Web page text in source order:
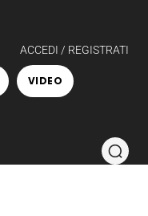
ACCEDI / REGISTRATI
VIDEO